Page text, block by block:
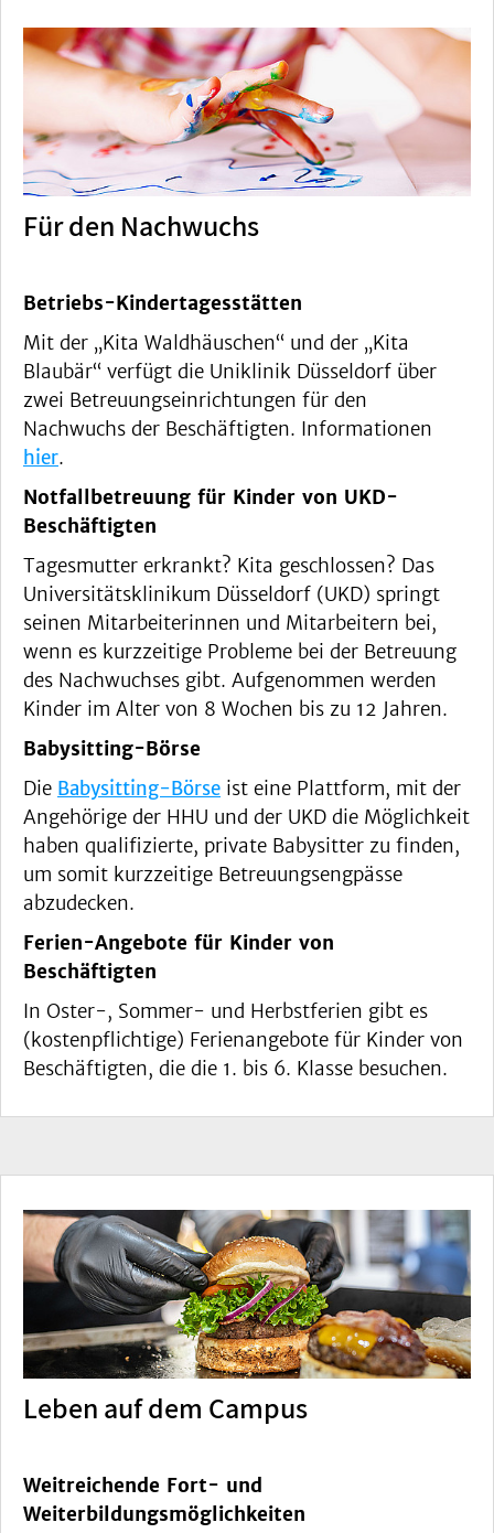
Für den Nachwuchs
Betriebs-Kindertagesstätten
Mit der „Kita Waldhäuschen“ und der „Kita
Blaubär“ verfügt die Uniklinik Düsseldorf über
zwei Betreuungseinrichtungen für den
Nachwuchs der Beschäftigten. Informationen
hier.
Notfallbetreuung für Kinder von UKD-
Beschäftigten
Tagesmutter erkrankt? Kita geschlossen? Das
Universitätsklinikum Düsseldorf (UKD) springt
seinen Mitarbeiterinnen und Mitarbeitern bei,
wenn es kurzzeitige Probleme bei der Betreuung
des Nachwuchses gibt. Aufgenommen werden
Kinder im Alter von 8 Wochen bis zu 12 Jahren.
Babysitting-Börse
Die Babysitting-Börse ist eine Plattform, mit der
Angehörige der HHU und der UKD die Möglichkeit
haben qualifizierte, private Babysitter zu finden,
um somit kurzzeitige Betreuungsengpässe
abzudecken.
Ferien-Angebote für Kinder von
Beschäftigten
In Oster-, Sommer- und Herbstferien gibt es
(kostenpflichtige) Ferienangebote für Kinder von
Beschäftigten, die die 1. bis 6. Klasse besuchen.
Leben auf dem Campus
Weitreichende Fort- und
Weiterbildungsmöglichkeiten